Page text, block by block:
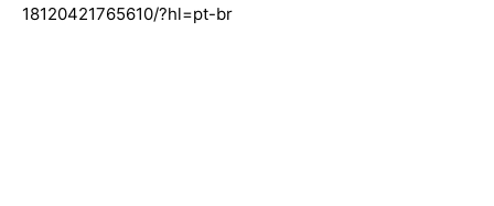
18120421765610/?hl=pt-br